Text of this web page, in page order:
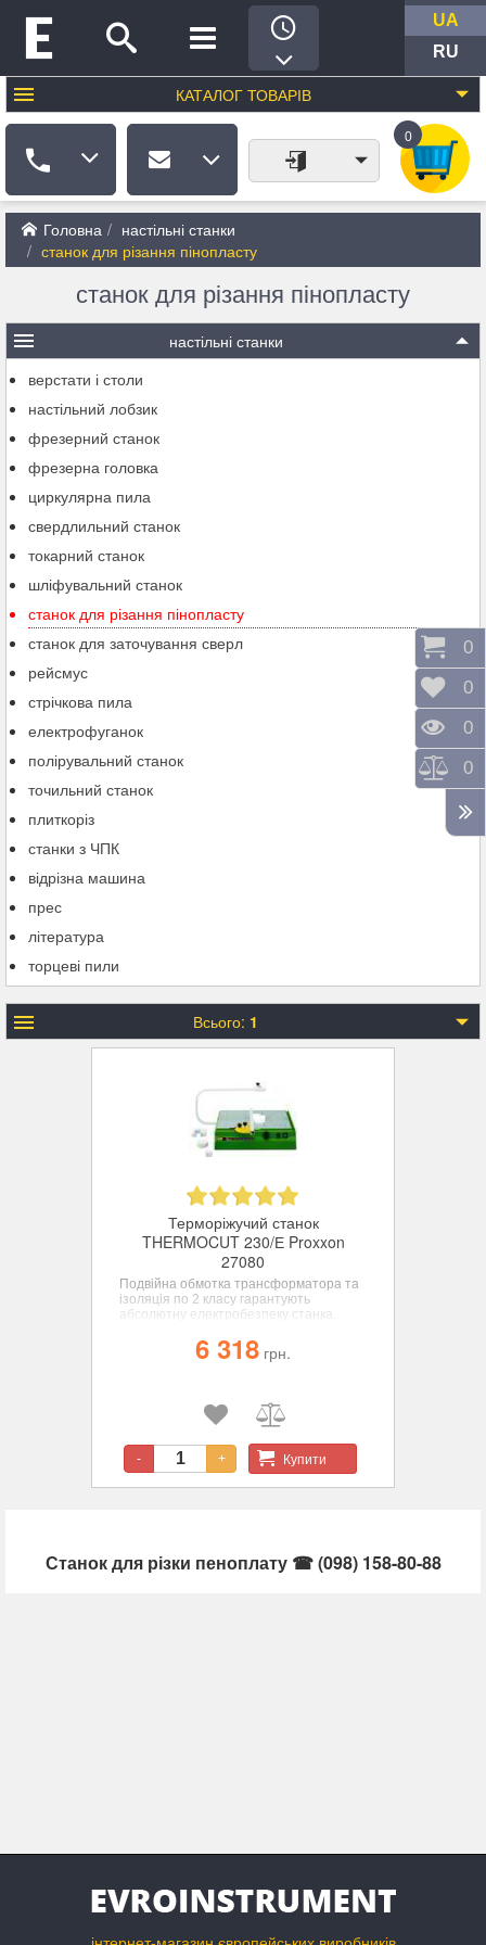
UA
RU
КАТАЛОГ ТОВАРІВ
0
Головна
настільні станки
станок для різання пінопласту
станок для різання пінопласту
настільні станки
верстати і столи
настільний лобзик
фрезерний станок
фрезерна головка
циркулярна пила
свердлильний станок
токарний станок
шліфувальний станок
станок для різання пінопласту
станок для заточування сверл
рейсмус
стрічкова пила
електрофуганок
полірувальний станок
точильний станок
плиткоріз
станки з ЧПК
відрізна машина
прес
література
торцеві пили
Всього: 1
Терморіжучий станок
THERMOCUT 230/Е Proxxon
27080
Подвійна обмотка трансформатора та
ізоляція по 2 класу гарантують
абсолютну електробезпеку станка.
6 318 грн.
- + Купити
Станок для різки пеноплату ☎ (098) 158-80-88
0
0
0
0